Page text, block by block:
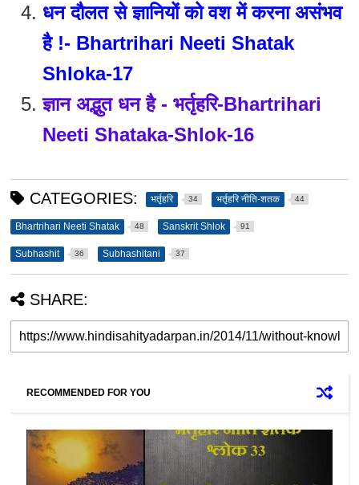
धन दौलत से ज्ञानियों को वश में करना असंभव
है !- Bhartrihari Neeti Shatak
Shloka-17
ज्ञान अद्भुत धन है - भर्तृहरि-Bhartrihari
Neeti Shataka-Shlok-16
CATEGORIES: भर्तृहरि 34 भर्तृहरि नीति-शतक 44
Bhartrihari Neeti Shatak 48 Sanskrit Shlok 91
Subhashit 36 Subhashitani 37
SHARE:
RECOMMENDED FOR YOU